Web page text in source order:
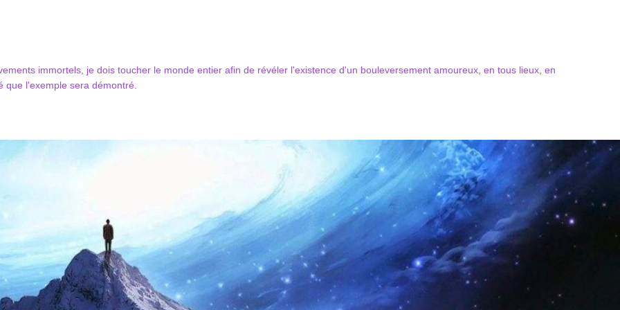
immortels, je dois toucher le monde entier afin de révéler l'existence d'un bouleversement amoureux, en tous lieux, en
l'exemple sera démontré.